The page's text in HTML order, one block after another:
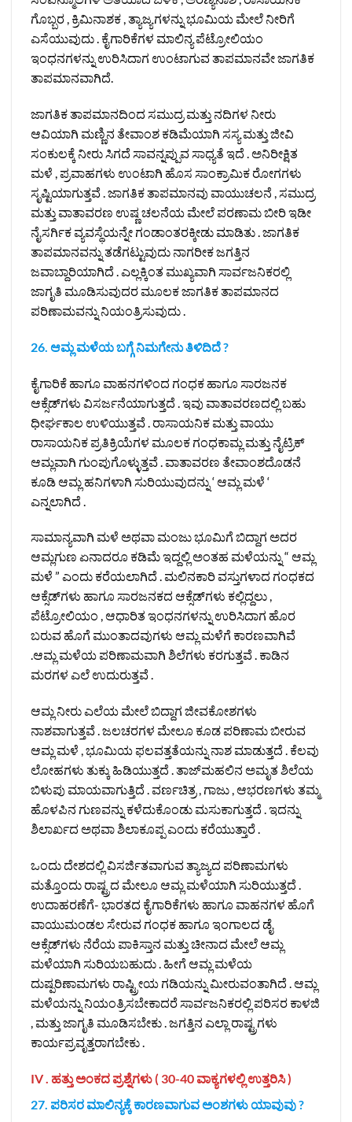
ಗೊಬ್ಬರ , ಕ್ರಿಮಿನಾಶಕ , ತ್ಯಾಜ್ಯಗಳನ್ನು ಭೂಮಿಯ ಮೇಲೆ ನೀರಿಗೆ
ಎಸೆಯುವುದು . ಕೈಗಾರಿಕೆಗಳ ಮಾಲಿನ್ಯ ಪೆಟ್ರೋಲಿಯಂ
ಇಂಧನಗಳನ್ನು ಉರಿಸಿದಾಗ ಉಂಟಾಗುವ ತಾಪಮಾನವೇ ಜಾಗತಿಕ
ತಾಪಮಾನವಾಗಿದೆ.
ಜಾಗತಿಕ ತಾಪಮಾನದಿಂದ ಸಮುದ್ರ ಮತ್ತು ನದಿಗಳ ನೀರು
ಆವಿಯಾಗಿ ಮಣ್ಣಿನ ತೇವಾಂಶ ಕಡಿಮೆಯಾಗಿ ಸಸ್ಯ ಮತ್ತು ಜೀವಿ
ಸಂಕುಲಕ್ಕೆ ನೀರು ಸಿಗದೆ ಸಾವನ್ನಪ್ಪುವ ಸಾಧ್ಯತೆ ಇದೆ . ಅನಿರೀಕ್ಷಿತ
ಮಳೆ , ಪ್ರವಾಹಗಳು ಉಂಟಾಗಿ ಹೊಸ ಸಾಂಕ್ರಾಮಿಕ ರೋಗಗಳು
ಸೃಷ್ಟಿಯಾಗುತ್ತವೆ . ಜಾಗತಿಕ ತಾಪಮಾನವು ವಾಯುಚಲನೆ , ಸಮುದ್ರ
ಮತ್ತು ವಾತಾವರಣ ಉಷ್ಣ ಚಲನೆಯ ಮೇಲೆ ಪರಣಾಮ ಬೀರಿ ಇಡೀ
ನೈಸರ್ಗಿಕ ವ್ಯವಸ್ಥೆಯನ್ನೇ ಗಂಡಾಂತರಕ್ಕೀಡು ಮಾಡಿತು . ಜಾಗತಿಕ
ತಾಪಮಾನವನ್ನು ತಡೆಗಟ್ಟುವುದು ನಾಗರೀಕ ಜಗತ್ತಿನ
ಜವಾಬ್ದಾರಿಯಾಗಿದೆ . ಎಲ್ಲಕ್ಕಿಂತ ಮುಖ್ಯವಾಗಿ ಸಾರ್ವಜನಿಕರಲ್ಲಿ
ಜಾಗೃತಿ ಮೂಡಿಸುವುದರ ಮೂಲಕ ಜಾಗತಿಕ ತಾಪಮಾನದ
ಪರಿಣಾಮವನ್ನು ನಿಯಂತ್ರಿಸುವುದು .
26. ಆಮ್ಲ ಮಳೆಯ ಬಗ್ಗೆ ನಿಮಗೇನು ತಿಳಿದಿದೆ ?
ಕೈಗಾರಿಕೆ ಹಾಗೂ ವಾಹನಗಳಿಂದ ಗಂಧಕ ಹಾಗೂ ಸಾರಜನಕ
ಆಕ್ಸೆಡ್‌ಗಳು ವಿಸರ್ಜನೆಯಾಗುತ್ತದೆ . ಇವು ವಾತಾವರಣದಲ್ಲಿ ಬಹು
ಧೀರ್ಘಕಾಲ ಉಳಿಯುತ್ತವೆ . ರಾಸಾಯನಿಕ ಮತ್ತು ವಾಯು
ರಾಸಾಯನಿಕ ಪ್ರತಿಕ್ರಿಯೆಗಳ ಮೂಲಕ ಗಂಧಕಾಮ್ಲ ಮತ್ತು ನೈಟ್ರಿಕ್
ಆಮ್ಲವಾಗಿ ಗುಂಪುಗೊಳ್ಳುತ್ತವೆ . ವಾತಾವರಣ ತೇವಾಂಶದೊಡನೆ
ಕೂಡಿ ಆಮ್ಲ ಹನಿಗಳಾಗಿ ಸುರಿಯುವುದನ್ನು ‘ ಆಮ್ಲ ಮಳೆ ‘
ಎನ್ನಲಾಗಿದೆ .
ಸಾಮಾನ್ಯವಾಗಿ ಮಳೆ ಅಥವಾ ಮಂಜು ಭೂಮಿಗೆ ಬಿದ್ದಾಗ ಅದರ
ಆಮ್ಲಗುಣ ಏನಾದರೂ ಕಡಿಮೆ ಇದ್ದಲ್ಲಿ ಅಂತಹ ಮಳೆಯನ್ನು “ ಆಮ್ಲ
ಮಳೆ ” ಎಂದು ಕರೆಯಲಾಗಿದೆ . ಮಲಿನಕಾರಿ ವಸ್ತುಗಳಾದ ಗಂಧಕದ
ಆಕ್ಸೆಡ್‌ಗಳು ಹಾಗೂ ಸಾರಜನಕದ ಆಕ್ಸೆಡ್‌ಗಳು ಕಲ್ಲಿದ್ದಲು ,
ಪೆಟ್ರೋಲಿಯಂ , ಆಧಾರಿತ ಇಂಧನಗಳನ್ನು ಉರಿಸಿದಾಗ ಹೊರ
ಬರುವ ಹೊಗೆ ಮುಂತಾದವುಗಳು ಆಮ್ಲ ಮಳೆಗೆ ಕಾರಣವಾಗಿವೆ
.ಆಮ್ಲ ಮಳೆಯ ಪರಿಣಾಮವಾಗಿ ಶಿಲೆಗಳು ಕರಗುತ್ತವೆ . ಕಾಡಿನ
ಮರಗಳ ಎಲೆ ಉದುರುತ್ತವೆ .
ಆಮ್ಲ ನೀರು ಎಲೆಯ ಮೇಲೆ ಬಿದ್ದಾಗ ಜೀವಕೋಶಗಳು
ನಾಶವಾಗುತ್ತವೆ . ಜಲಚರಗಳ ಮೇಲೂ ಕೂಡ ಪರಿಣಾಮ ಬೀರುವ
ಆಮ್ಲ ಮಳೆ , ಭೂಮಿಯ ಫಲವತ್ತತೆಯನ್ನು ನಾಶ ಮಾಡುತ್ತದೆ . ಕೆಲವು
ಲೋಹಗಳು ತುಕ್ಕು ಹಿಡಿಯುತ್ತದೆ . ತಾಜ್‌ಮಹಲಿನ ಅಮೃತ ಶಿಲೆಯ
ಬಿಳುಪು ಮಾಯವಾಗುತ್ತಿದೆ . ವರ್ಣಚಿತ್ರ , ಗಾಜು , ಆಭರಣಗಳು ತಮ್ಮ
ಹೊಳಪಿನ ಗುಣವನ್ನು ಕಳೆದುಕೊಂಡು ಮಸುಕಾಗುತ್ತದೆ . ಇದನ್ನು
ಶಿಲಾರ್ಖದ ಅಥವಾ ಶಿಲಾಕೂಪ್ಪ ಎಂದು ಕರೆಯುತ್ತಾರೆ .
ಒಂದು ದೇಶದಲ್ಲಿ ವಿಸರ್ಜಿತವಾಗುವ ತ್ಯಾಜ್ಯದ ಪರಿಣಾಮಗಳು
ಮತ್ತೊಂದು ರಾಷ್ಟ್ರದ ಮೇಲೂ ಆಮ್ಲ ಮಳೆಯಾಗಿ ಸುರಿಯುತ್ತದೆ .
ಉದಾಹರಣೆಗೆ- ಭಾರತದ ಕೈಗಾರಿಕೆಗಳು ಹಾಗೂ ವಾಹನಗಳ ಹೊಗೆ
ವಾಯುಮಂಡಲ ಸೇರುವ ಗಂಧಕ ಹಾಗೂ ಇಂಗಾಲದ ಡೈ
ಆಕ್ಸೆಡ್‌ಗಳು ನೆರೆಯ ಪಾಕಿಸ್ತಾನ ಮತ್ತು ಚೀನಾದ ಮೇಲೆ ಆಮ್ಲ
ಮಳೆಯಾಗಿ ಸುರಿಯಬಹುದು . ಹೀಗೆ ಆಮ್ಲ ಮಳೆಯ
ದುಷ್ಪರಿಣಾಮಗಳು ರಾಷ್ಟ್ರೀಯ ಗಡಿಯನ್ನು ಮೀರುವಂತಾಗಿದೆ . ಆಮ್ಲ
ಮಳೆಯನ್ನು ನಿಯಂತ್ರಿಸಬೇಕಾದರೆ ಸಾರ್ವಜನಿಕರಲ್ಲಿ ಪರಿಸರ ಕಾಳಜಿ
, ಮತ್ತು ಜಾಗೃತಿ ಮೂಡಿಸಬೇಕು . ಜಗತ್ತಿನ ಎಲ್ಲಾ ರಾಷ್ಟ್ರಗಳು
ಕಾರ್ಯಪ್ರವೃತ್ತರಾಗಬೇಕು .
IV . ಹತ್ತು ಅಂಕದ ಪ್ರಶ್ನೆಗಳು ( 30-40 ವಾಕ್ಯಗಳಲ್ಲಿ ಉತ್ತರಿಸಿ )
27. ಪರಿಸರ ಮಾಲಿನ್ಯಕ್ಕೆ ಕಾರಣವಾಗುವ ಅಂಶಗಳು ಯಾವುವು ?